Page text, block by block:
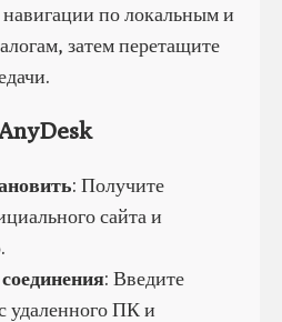
по локальным и
затем перетащите
: Получите
сайта и
: Введите
удаленного ПК и